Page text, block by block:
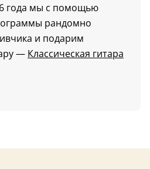
года мы с помощью
рандомно
и подарим
— Классическая гитара